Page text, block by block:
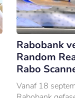
Rabobank
Random
Rabo
Vanaf 18